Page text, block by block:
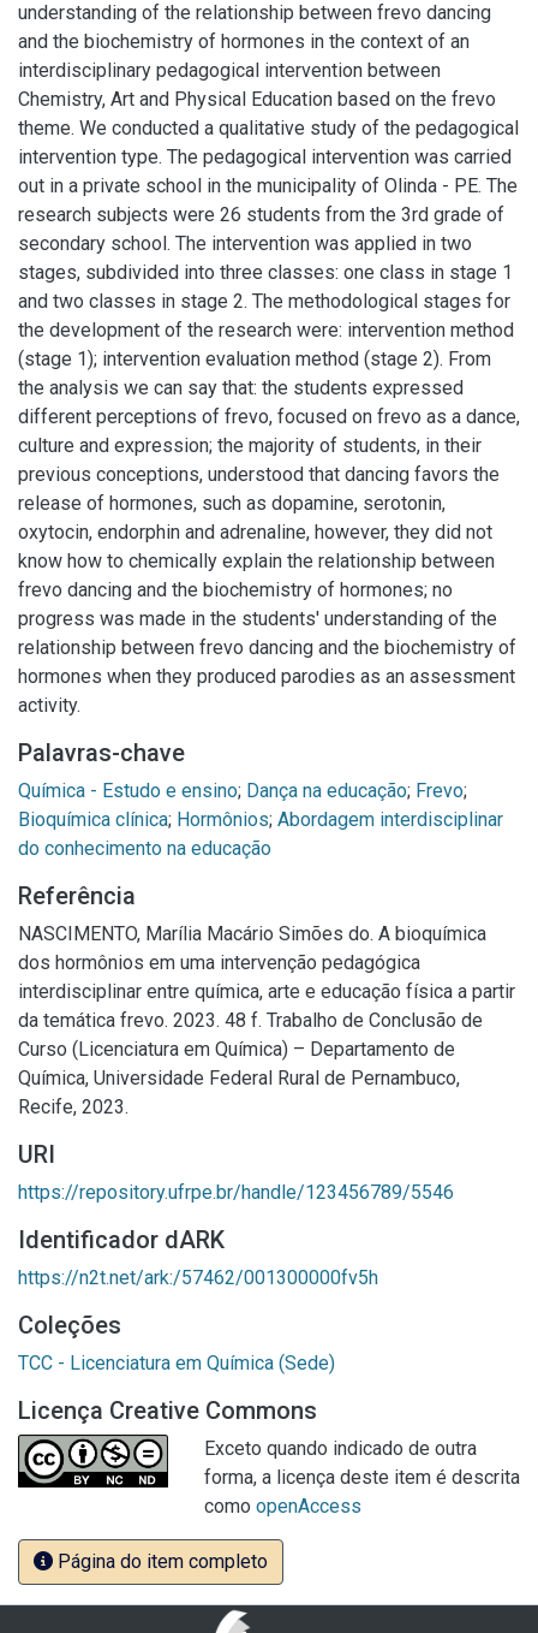
understanding of the relationship between frevo dancing
and the biochemistry of hormones in the context of an
interdisciplinary pedagogical intervention between
Chemistry, Art and Physical Education based on the frevo
theme. We conducted a qualitative study of the pedagogical
intervention type. The pedagogical intervention was carried
out in a private school in the municipality of Olinda - PE. The
research subjects were 26 students from the 3rd grade of
secondary school. The intervention was applied in two
stages, subdivided into three classes: one class in stage 1
and two classes in stage 2. The methodological stages for
the development of the research were: intervention method
(stage 1); intervention evaluation method (stage 2). From
the analysis we can say that: the students expressed
different perceptions of frevo, focused on frevo as a dance,
culture and expression; the majority of students, in their
previous conceptions, understood that dancing favors the
release of hormones, such as dopamine, serotonin,
oxytocin, endorphin and adrenaline, however, they did not
know how to chemically explain the relationship between
frevo dancing and the biochemistry of hormones; no
progress was made in the students' understanding of the
relationship between frevo dancing and the biochemistry of
hormones when they produced parodies as an assessment
activity.
Palavras-chave
Química - Estudo e ensino; Dança na educação; Frevo;
Bioquímica clínica; Hormônios; Abordagem interdisciplinar
do conhecimento na educação
Referência
NASCIMENTO, Marília Macário Simões do. A bioquímica
dos hormônios em uma intervenção pedagógica
interdisciplinar entre química, arte e educação física a partir
da temática frevo. 2023. 48 f. Trabalho de Conclusão de
Curso (Licenciatura em Química) – Departamento de
Química, Universidade Federal Rural de Pernambuco,
Recife, 2023.
URI
https://repository.ufrpe.br/handle/123456789/5546
Identificador dARK
https://n2t.net/ark:/57462/001300000fv5h
Coleções
TCC - Licenciatura em Química (Sede)
Licença Creative Commons
Exceto quando indicado de outra
forma, a licença deste item é descrita
como openAccess
Página do item completo